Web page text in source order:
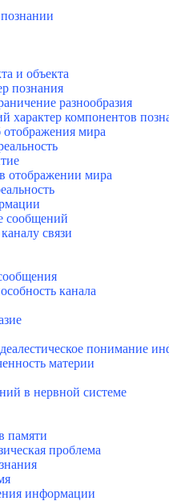
и объекта
познания
разнообразия
характер компонентов
мира
отображении мира
сообщений
связи
канала
понимание
материи
в нервной системе
памяти
проблема
информации